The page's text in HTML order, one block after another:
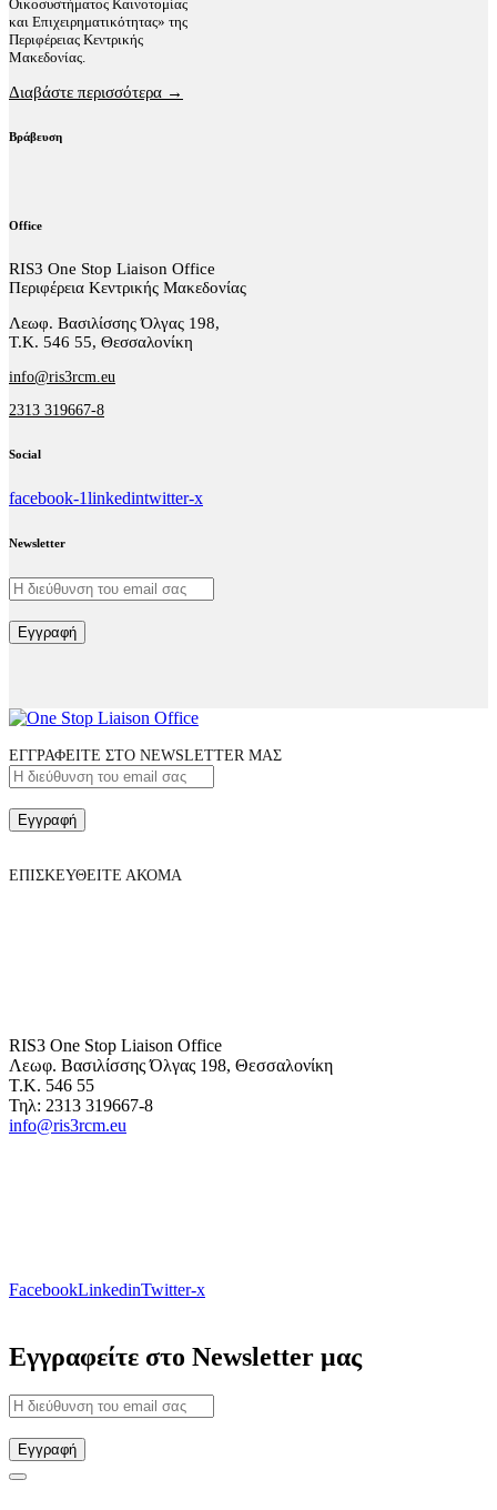
Οικοσυστήματος Καινοτομίας
και Επιχειρηματικότητας» της
Περιφέρειας Κεντρικής
Μακεδονίας.
Διαβάστε περισσότερα →
Βράβευση
Office
RIS3 One Stop Liaison Office
Περιφέρεια Κεντρικής Μακεδονίας
Λεωφ. Βασιλίσσης Όλγας 198,
Τ.Κ. 546 55, Θεσσαλονίκη
info@ris3rcm.eu
2313 319667-8
Social
facebook-1linkedintwitter-x
Newsletter
Εγγραφή
ΕΓΓΡΑΦΕΙΤΕ ΣΤΟ NEWSLETTER ΜΑΣ
Εγγραφή
ΕΠΙΣΚΕΥΘΕΙΤΕ ΑΚΟΜΑ
RIS3 One Stop Liaison Office
Λεωφ. Βασιλίσσης Όλγας 198, Θεσσαλονίκη
Τ.Κ. 546 55
Τηλ: 2313 319667-8
info@ris3rcm.eu
FacebookLinkedinTwitter-x
Εγγραφείτε στο Newsletter μας
Εγγραφή